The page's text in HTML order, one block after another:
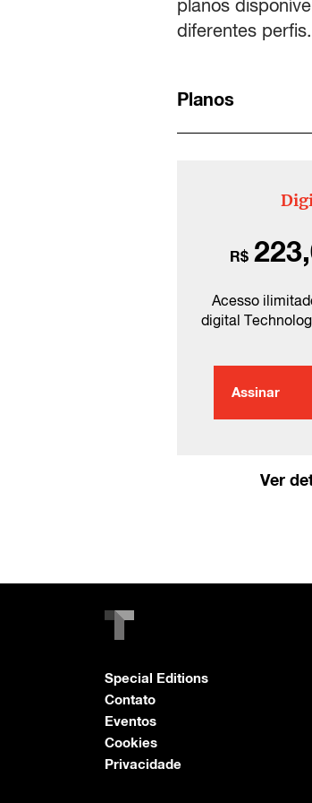
planos
diferentes perfis.
Planos
R$
Acesso
digital
Assinar
Ver
Special Editions
Contato
Eventos
Cookies
Privacidade